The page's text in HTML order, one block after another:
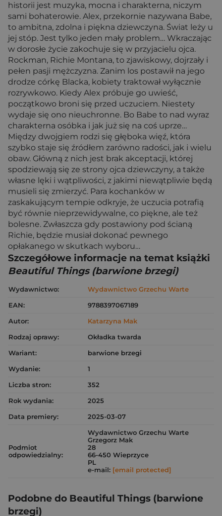
historii jest muzyka, mocna i charakterna, niczym
sami bohaterowie. Alex, przekornie nazywana Babe,
to ambitna, zdolna i piękna dziewczyna. Świat leży u
jej stóp. Jest tylko jeden mały problem… Wkraczając
w dorosłe życie zakochuje się w przyjacielu ojca.
Rockman, Richie Montana, to zjawiskowy, dojrzały i
pełen pasji mężczyzna. Zanim los postawił na jego
drodze córkę Blacka, kobiety traktował wyłącznie
rozrywkowo. Kiedy Alex próbuje go uwieść,
początkowo broni się przed uczuciem. Niestety
wydaje się ono nieuchronne. Bo Babe to nad wyraz
charakterna osóbka i jak już się na coś uprze…
Między dwojgiem rodzi się głęboka więź, która
szybko staje się źródłem zarówno radości, jak i wielu
obaw. Główną z nich jest brak akceptacji, której
spodziewają się ze strony ojca dziewczyny, a także
własne lęki i wątpliwości, z jakimi niewątpliwie będą
musieli się zmierzyć. Para kochanków w
zaskakującym tempie odkryje, że uczucia potrafią
być równie nieprzewidywalne, co piękne, ale też
bolesne. Zwłaszcza gdy postawiony pod ścianą
Richie, będzie musiał dokonać pewnego
opłakanego w skutkach wyboru…
Szczegółowe informacje na temat książki
Beautiful Things (barwione brzegi)
Wydawnictwo:
Wydawnictwo Grzechu Warte
EAN:
9788397067189
Autor:
Katarzyna Mak
Rodzaj oprawy:
Okładka twarda
Wariant:
barwione brzegi
Wydanie:
1
Liczba stron:
352
Rok wydania:
2025
Data premiery:
2025-03-07
Podmiot
odpowiedzialny:
Wydawnictwo Grzechu Warte
Grzegorz Mak
28
66-450 Wieprzyce
PL
e-mail: [email protected]
Podobne do Beautiful Things (barwione
brzegi)